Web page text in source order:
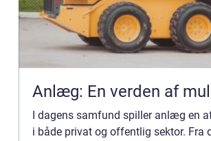
Anlæg: En verden af
I dagens samfund spiller anlæg en
i både privat og offentlig sektor. Fra